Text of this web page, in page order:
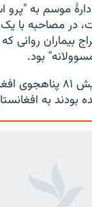
موسم به "پرو
در مصاحبه با
بیماران روانی
بود.
جرمنی حدود دو هفته
به